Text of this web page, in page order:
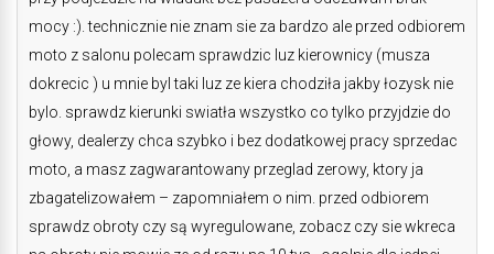
mocy :). technicznie nie znam sie za bardzo ale przed odbiorem
moto z salonu polecam sprawdzic luz kierownicy (musza
dokrecic ) u mnie byl taki luz ze kiera chodziła jakby łozysk nie
bylo. sprawdz kierunki swiatła wszystko co tylko przyjdzie do
głowy, dealerzy chca szybko i bez dodatkowej pracy sprzedac
moto, a masz zagwarantowany przeglad zerowy, ktory ja
zbagatelizowałem – zapomniałem o nim. przed odbiorem
sprawdz obroty czy są wyregulowane, zobacz czy sie wkreca